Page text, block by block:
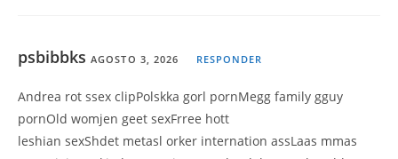
psbibbks AGOSTO 3, 2026 RESPONDER
Andrea rot ssex clipPolskka gorl pornMegg family gguy
pornOld womjen geet sexFrree hott
leshian sexShdet metasl orker internation assLaas mmas